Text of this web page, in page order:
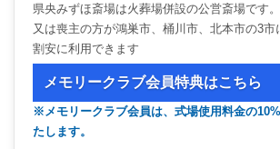
県央みずほ斎場は火葬場併設の公営斎場です。
又は喪主の方が鴻巣市、桶川市、北本市の3市
割安に利用できます
メモリークラブ会員特典はこちら
※メモリークラブ会員は、式場使用料金の
たします。